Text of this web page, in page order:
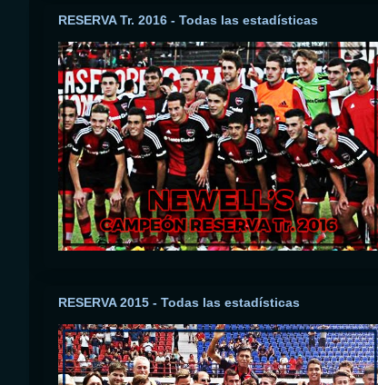
RESERVA Tr. 2016 - Todas las estadísticas
RESERVA 2015 - Todas las estadísticas